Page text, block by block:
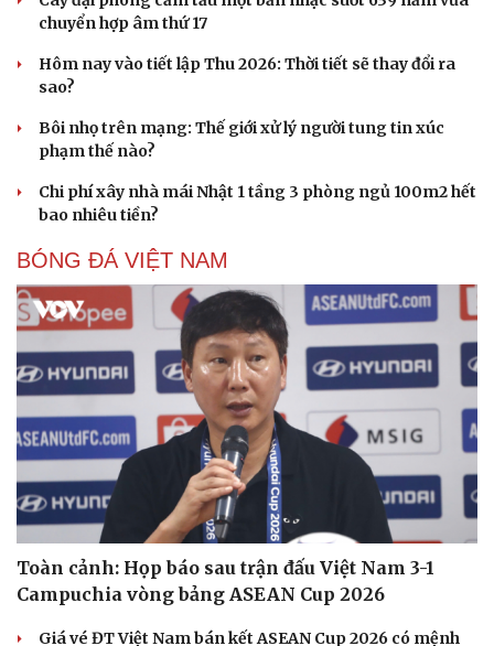
chuyển hợp âm thứ 17
Hôm nay vào tiết lập Thu 2026: Thời tiết sẽ thay đổi ra
sao?
Bôi nhọ trên mạng: Thế giới xử lý người tung tin xúc
phạm thế nào?
Chi phí xây nhà mái Nhật 1 tầng 3 phòng ngủ 100m2 hết
bao nhiêu tiền?
BÓNG ĐÁ VIỆT NAM
Toàn cảnh: Họp báo sau trận đấu Việt Nam 3-1
Campuchia vòng bảng ASEAN Cup 2026
Giá vé ĐT Việt Nam bán kết ASEAN Cup 2026 có mệnh